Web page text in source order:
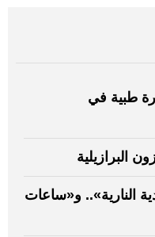
طبية في
البرازيلية
النارية».. و«ساعات